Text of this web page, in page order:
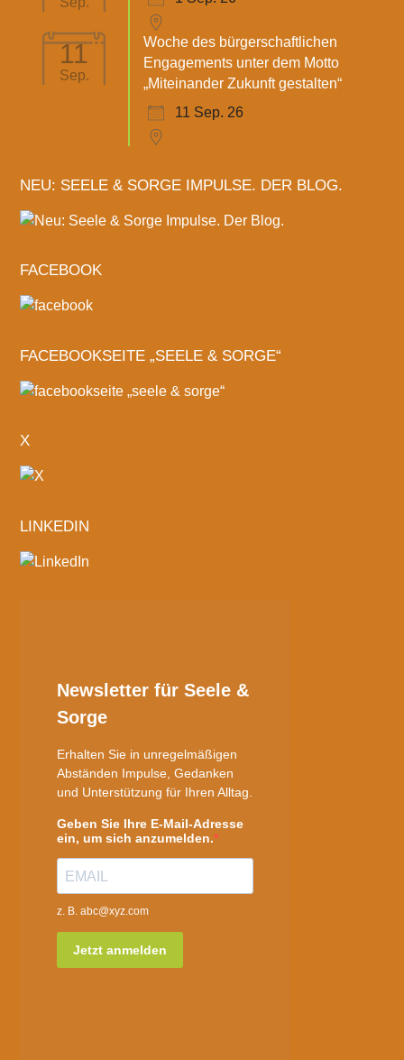
11
Sep.
Woche des bürgerschaftlichen
Engagements unter dem Motto
„Miteinander Zukunft gestalten“
11 Sep. 26
NEU: SEELE & SORGE IMPULSE. DER BLOG.
FACEBOOK
FACEBOOKSEITE „SEELE & SORGE“
X
LINKEDIN